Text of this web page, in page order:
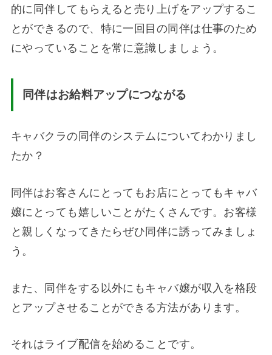
的に同伴してもらえると売り上げをアップするこ
とができるので、特に一回目の同伴は仕事のため
にやっていることを常に意識しましょう。
同伴はお給料アップにつながる
キャバクラの同伴のシステムについてわかりまし
たか？
同伴はお客さんにとってもお店にとってもキャバ
嬢にとっても嬉しいことがたくさんです。お客様
と親しくなってきたらぜひ同伴に誘ってみましょ
う。
また、同伴をする以外にもキャバ嬢が収入を格段
とアップさせることができる方法があります。
それはライブ配信を始めることです。